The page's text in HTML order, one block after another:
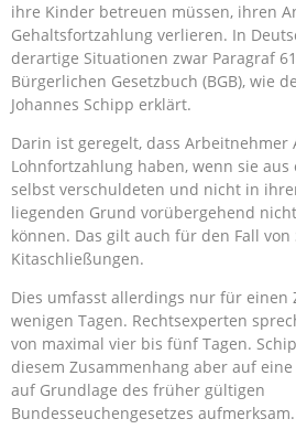
ihre Kinder betreuen müssen, ihren
Gehaltsfortzahlung verlieren. In
derartige Situationen zwar Paragraf
Bürgerlichen Gesetzbuch (BGB), wie
Johannes Schipp erklärt.
Darin ist geregelt, dass Arbeitnehmer
Lohnfortzahlung haben, wenn sie
selbst verschuldeten und nicht in
liegenden Grund vorübergehend
können. Das gilt auch für den Fall von
Kitaschließungen.
Dies umfasst allerdings nur für einen
wenigen Tagen. Rechtsexperten
von maximal vier bis fünf Tagen.
diesem Zusammenhang aber auf
auf Grundlage des früher gültigen
Bundesseuchengesetzes aufmerksam.